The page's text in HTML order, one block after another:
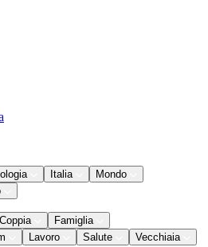
Italia
Mondo
Coppia
Famiglia
Lavoro Salute
Vecchiaia